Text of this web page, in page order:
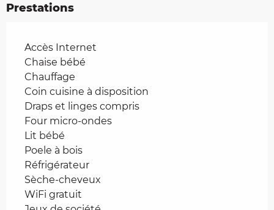
Prestations
Accès Internet
Chaise bébé
Chauffage
Coin cuisine à disposition
Draps et linges compris
Four micro-ondes
Lit bébé
Poele à bois
Réfrigérateur
Sèche-cheveux
WiFi gratuit